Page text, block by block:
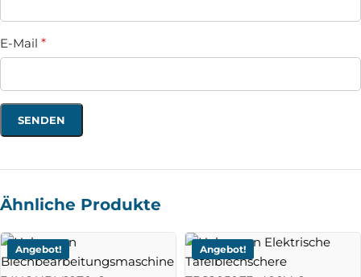
E-Mail *
Ähnliche Produkte
Angebot! Angebot!